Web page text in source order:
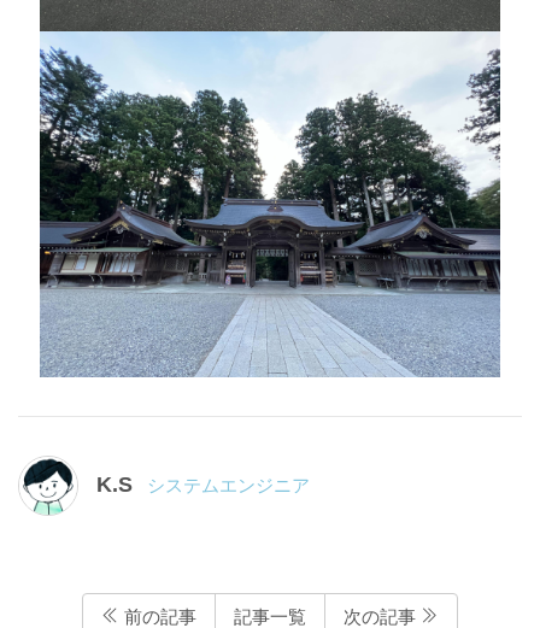
K.S システムエンジニア
前の記事 記事一覧 次の記事